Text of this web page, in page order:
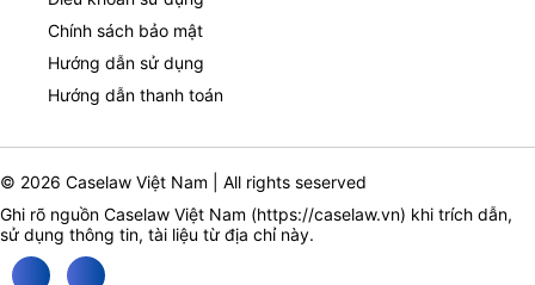
Chính sách bảo mật
Hướng dẫn sử dụng
Hướng dẫn thanh toán
© 2026 Caselaw Việt Nam | All rights seserved
Ghi rõ nguồn Caselaw Việt Nam (https://caselaw.vn) khi trích dẫn,
sử dụng thông tin, tài liệu từ địa chỉ này.